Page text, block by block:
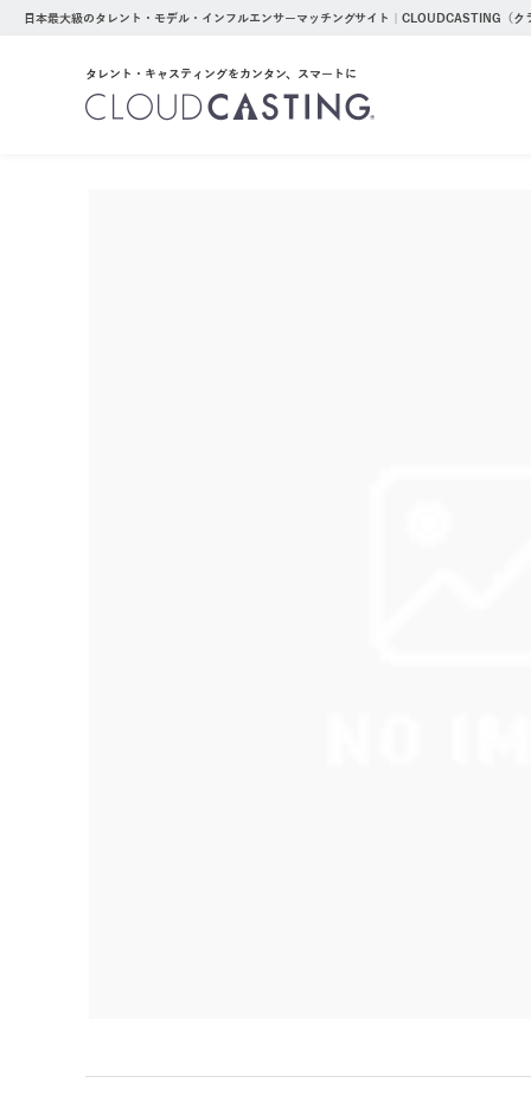
日本最大級のタレント・モデル・インフルエンサーマッチングサイト｜CLOUDCASTING（ク
タレント・キャスティングをカンタン、スマートに